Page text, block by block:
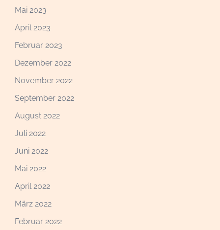
Mai 2023
April 2023
Februar 2023
Dezember 2022
November 2022
September 2022
August 2022
Juli 2022
Juni 2022
Mai 2022
April 2022
März 2022
Februar 2022